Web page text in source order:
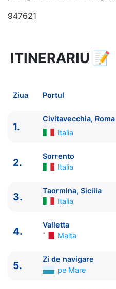
947621
7 zile vacanta de croaziera
Marea Mediterana de
Sosire pe 15 Iun 2026
Explora Journeys
Explora I
★★★★★★
ITINERARIU 📝
Ziua Portul
1.
Civitavecchia, Roma
Italia
2.
Sorrento
Italia
3.
Taormina, Sicilia
Italia
4.
Valletta
Malta
5.
Zi de navigare
pe Mare